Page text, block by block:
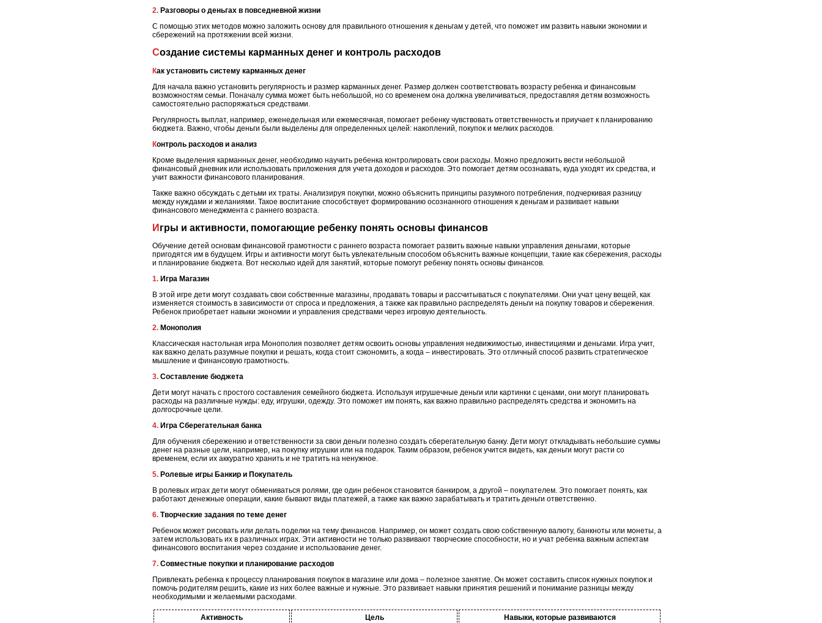
2. Разговоры о деньгах в повседневной жизни
С помощью этих методов можно заложить основу для правильного отношения к деньгам у детей, что поможет им развить навыки экономии и
сбережений на протяжении всей жизни.
Создание системы карманных денег и контроль расходов
Как установить систему карманных денег
Для начала важно установить регулярность и размер карманных денег. Размер должен соответствовать возрасту ребенка и финансовым
возможностям семьи. Поначалу сумма может быть небольшой, но со временем она должна увеличиваться, предоставляя детям возможность
самостоятельно распоряжаться средствами.
Регулярность выплат, например, еженедельная или ежемесячная, помогает ребенку чувствовать ответственность и приучает к планированию
бюджета. Важно, чтобы деньги были выделены для определенных целей: накоплений, покупок и мелких расходов.
Контроль расходов и анализ
Кроме выделения карманных денег, необходимо научить ребенка контролировать свои расходы. Можно предложить вести небольшой
финансовый дневник или использовать приложения для учета доходов и расходов. Это помогает детям осознавать, куда уходят их средства, и
учит важности финансового планирования.
Также важно обсуждать с детьми их траты. Анализируя покупки, можно объяснить принципы разумного потребления, подчеркивая разницу
между нуждами и желаниями. Такое воспитание способствует формированию осознанного отношения к деньгам и развивает навыки
финансового менеджмента с раннего возраста.
Игры и активности, помогающие ребенку понять основы финансов
Обучение детей основам финансовой грамотности с раннего возраста помогает развить важные навыки управления деньгами, которые
пригодятся им в будущем. Игры и активности могут быть увлекательным способом объяснить важные концепции, такие как сбережения, расходы
и планирование бюджета. Вот несколько идей для занятий, которые помогут ребенку понять основы финансов.
1. Игра Магазин
В этой игре дети могут создавать свои собственные магазины, продавать товары и рассчитываться с покупателями. Они учат цену вещей, как
изменяется стоимость в зависимости от спроса и предложения, а также как правильно распределять деньги на покупку товаров и сбережения.
Ребенок приобретает навыки экономии и управления средствами через игровую деятельность.
2. Монополия
Классическая настольная игра Монополия позволяет детям освоить основы управления недвижимостью, инвестициями и деньгами. Игра учит,
как важно делать разумные покупки и решать, когда стоит сэкономить, а когда – инвестировать. Это отличный способ развить стратегическое
мышление и финансовую грамотность.
3. Составление бюджета
Дети могут начать с простого составления семейного бюджета. Используя игрушечные деньги или картинки с ценами, они могут планировать
расходы на различные нужды: еду, игрушки, одежду. Это поможет им понять, как важно правильно распределять средства и экономить на
долгосрочные цели.
4. Игра Сберегательная банка
Для обучения сбережению и ответственности за свои деньги полезно создать сберегательную банку. Дети могут откладывать небольшие суммы
денег на разные цели, например, на покупку игрушки или на подарок. Таким образом, ребенок учится видеть, как деньги могут расти со
временем, если их аккуратно хранить и не тратить на ненужное.
5. Ролевые игры Банкир и Покупатель
В ролевых играх дети могут обмениваться ролями, где один ребенок становится банкиром, а другой – покупателем. Это помогает понять, как
работают денежные операции, какие бывают виды платежей, а также как важно зарабатывать и тратить деньги ответственно.
6. Творческие задания по теме денег
Ребенок может рисовать или делать поделки на тему финансов. Например, он может создать свою собственную валюту, банкноты или монеты, а
затем использовать их в различных играх. Эти активности не только развивают творческие способности, но и учат ребенка важным аспектам
финансового воспитания через создание и использование денег.
7. Совместные покупки и планирование расходов
Привлекать ребенка к процессу планирования покупок в магазине или дома – полезное занятие. Он может составить список нужных покупок и
помочь родителям решить, какие из них более важные и нужные. Это развивает навыки принятия решений и понимание разницы между
необходимыми и желаемыми расходами.
Активность Цель
Навыки, которые развиваются